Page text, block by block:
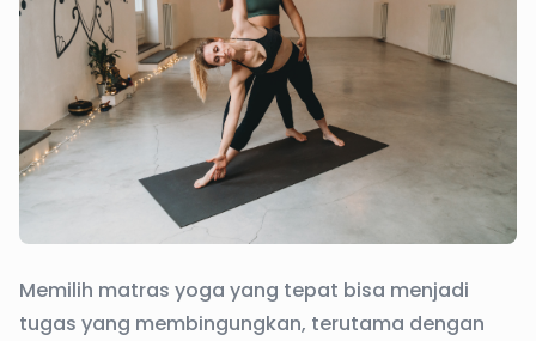
Memilih matras yoga yang tepat bisa menjadi
tugas yang membingungkan, terutama dengan